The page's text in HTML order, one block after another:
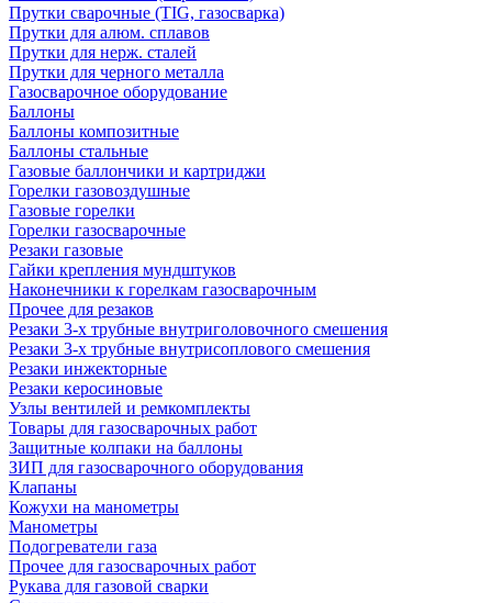
Прутки сварочные (TIG, газосварка)
Прутки для алюм. сплавов
Прутки для нерж. сталей
Прутки для черного металла
Газосварочное оборудование
Баллоны
Баллоны композитные
Баллоны стальные
Газовые баллончики и картриджи
Горелки газовоздушные
Газовые горелки
Горелки газосварочные
Резаки газовые
Гайки крепления мундштуков
Наконечники к горелкам газосварочным
Прочее для резаков
Резаки 3-х трубные внутриголовочного смешения
Резаки 3-х трубные внутрисоплового смешения
Резаки инжекторные
Резаки керосиновые
Узлы вентилей и ремкомплекты
Товары для газосварочных работ
Защитные колпаки на баллоны
ЗИП для газосварочного оборудования
Клапаны
Кожухи на манометры
Манометры
Подогреватели газа
Прочее для газосварочных работ
Рукава для газовой сварки